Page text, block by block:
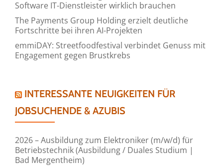
Software IT-Dienstleister wirklich brauchen
The Payments Group Holding erzielt deutliche
Fortschritte bei ihren AI-Projekten
emmiDAY: Streetfoodfestival verbindet Genuss mit
Engagement gegen Brustkrebs
INTERESSANTE NEUIGKEITEN FÜR
JOBSUCHENDE & AZUBIS
2026 – Ausbildung zum Elektroniker (m/w/d) für
Betriebstechnik (Ausbildung / Duales Studium |
Bad Mergentheim)